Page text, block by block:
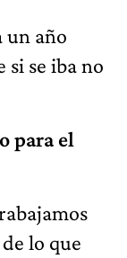
un año
si se iba no
para el
lo que